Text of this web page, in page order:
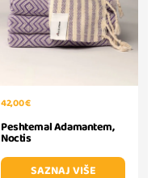
42,00 €
Peshtemal Adamantem,
Noctis
SAZNAJ VIŠE